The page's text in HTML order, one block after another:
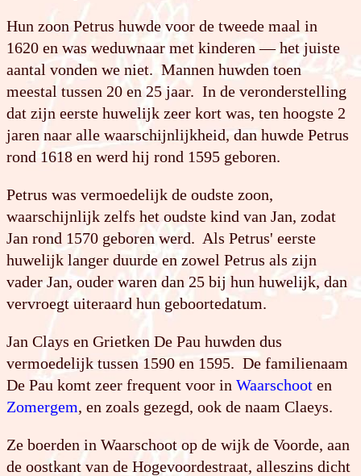
Hun zoon Petrus huwde voor de tweede maal in
1620 en was weduwnaar met kinderen — het juiste
aantal vonden we niet. Mannen huwden toen
meestal tussen 20 en 25 jaar. In de veronderstelling
dat zijn eerste huwelijk zeer kort was, ten hoogste 2
jaren naar alle waarschijnlijkheid, dan huwde Petrus
rond 1618 en werd hij rond 1595 geboren.
Petrus was vermoedelijk de oudste zoon,
waarschijnlijk zelfs het oudste kind van Jan, zodat
Jan rond 1570 geboren werd. Als Petrus' eerste
huwelijk langer duurde en zowel Petrus als zijn
vader Jan, ouder waren dan 25 bij hun huwelijk, dan
vervroegt uiteraard hun geboortedatum.
Jan Clays en Grietken De Pau huwden dus
vermoedelijk tussen 1590 en 1595. De familienaam
De Pau komt zeer frequent voor in Waarschoot en
Zomergem, en zoals gezegd, ook de naam Claeys.
Ze boerden in Waarschoot op de wijk de Voorde, aan
de oostkant van de Hogevoordestraat, alleszins dicht